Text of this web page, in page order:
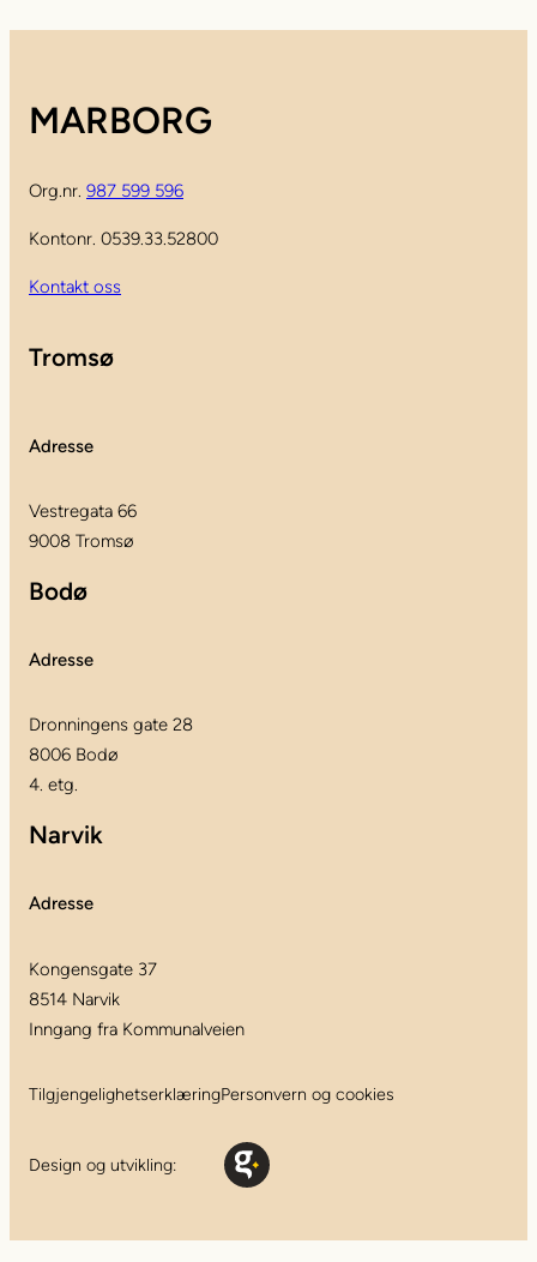
MARBORG
Org.nr. 987 599 596
Kontonr. 0539.33.52800
Kontakt oss
Tromsø
Adresse
Vestregata 66
9008 Tromsø
Bodø
Adresse
Dronningens gate 28
8006 Bodø
4. etg.
Narvik
Adresse
Kongensgate 37
8514 Narvik
Inngang fra Kommunalveien
TilgjengelighetserklæringPersonvern og cookies
Design og utvikling: